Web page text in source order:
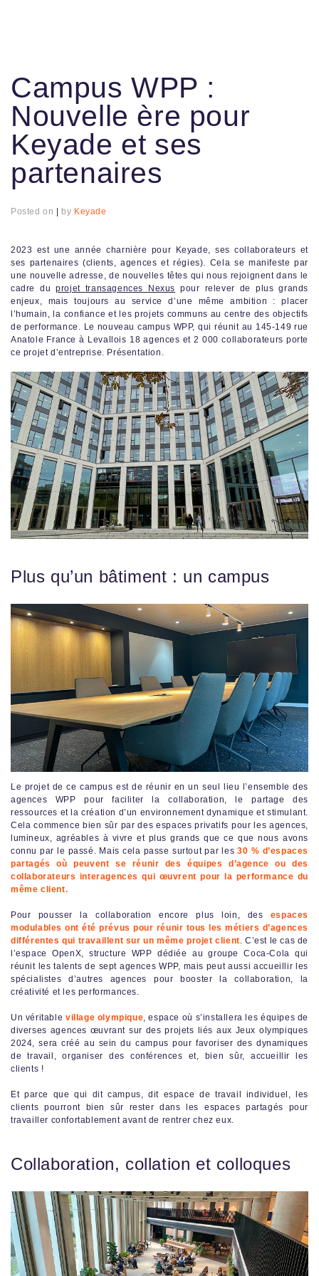
Campus WPP :
Nouvelle ère pour
Keyade et ses
partenaires
Posted on by Keyade
2023 est une année charnière pour Keyade, ses collaborateurs et
ses partenaires (clients, agences et régies). Cela se manifeste par
une nouvelle adresse, de nouvelles têtes qui nous rejoignent dans le
cadre duprojet transagences Nexus pour relever de plus grands
enjeux, mais toujours au service d’une même ambition : placer
l’humain, la confiance et les projets communs au centre des objectifs
de performance. Le nouveau campus WPP, qui réunit au 145-149 rue
Anatole France à Levallois 18 agences et 2 000 collaborateurs porte
ce projet d’entreprise. Présentation.
Plus qu’un bâtiment : un campus
Le projet de ce campus est de réunir en un seul lieu l’ensemble des
agences WPP pour faciliter la collaboration, le partage des
ressources et la création d’un environnement dynamique et stimulant.
Cela commence bien sûr par des espaces privatifs pour les agences,
lumineux, agréables à vivre et plus grands que ce que nous avons
connu par le passé. Mais cela passe surtout par les30 % d’espaces
partagés où peuvent se réunir des équipes d’agence ou des
collaborateurs interagences qui œuvrent pour la performance du
même client.
Pour pousser la collaboration encore plus loin, des espaces
modulables ont été prévus pour réunir tous les métiers d’agences
différentes qui travaillent sur un même projet client . C’est le cas de
l’espace OpenX, structure WPP dédiée au groupe Coca-Cola qui
réunit les talents de sept agences WPP, mais peut aussi accueillir les
spécialistes d’autres agences pour booster la collaboration, la
créativité et les performances.
Un véritable village olympique , espace où s’installera les équipes de
diverses agences œuvrant sur des projets liés aux Jeux olympiques
2024, sera créé au sein du campus pour favoriser des dynamiques
de travail, organiser des conférences et, bien sûr, accueillir les
clients !
Et parce que qui dit campus, dit espace de travail individuel, les
clients pourront bien sûr rester dans les espaces partagés pour
travailler confortablement avant de rentrer chez eux.
Collaboration, collation et colloques